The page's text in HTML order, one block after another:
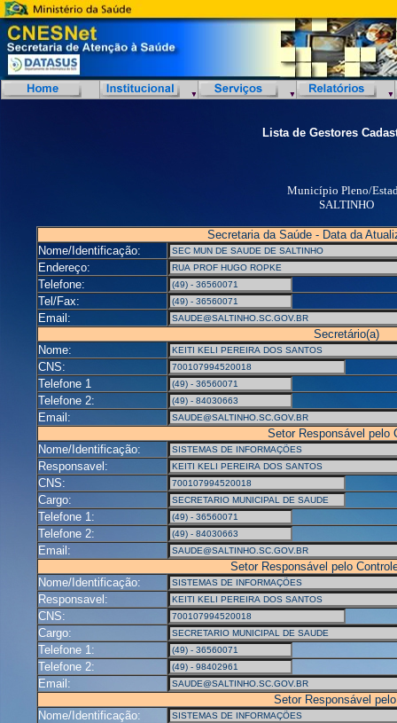
Lista de Gestores
Município Pleno/
SALTINHO
Secretaria da Saúde - Data da
Nome/Identificação:
Endereço:
Telefone:
Tel/Fax:
Email:
Secretário(a)
Nome:
CNS:
Telefone 1
Telefone 2:
Email:
Setor Responsável pelo
Nome/Identificação:
Responsavel:
CNS:
Cargo:
Telefone 1:
Telefone 2:
Email:
Setor Responsável pelo
Nome/Identificação:
Responsavel:
CNS:
Cargo:
Telefone 1:
Telefone 2:
Email:
Setor Responsável
Nome/Identificação: